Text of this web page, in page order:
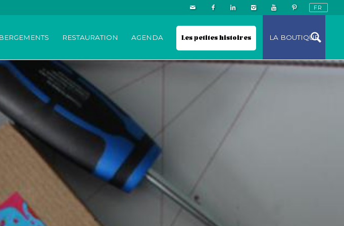
RESTAURATION AGENDA Les petites histoires LA BOUTIQUE